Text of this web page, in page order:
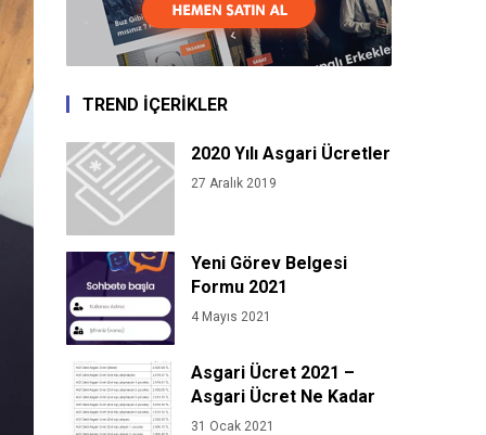
TREND İÇERİKLER
2020 Yılı Asgari Ücretler
27 Aralık 2019
Yeni Görev Belgesi
Formu 2021
4 Mayıs 2021
Asgari Ücret 2021 –
Asgari Ücret Ne Kadar
31 Ocak 2021